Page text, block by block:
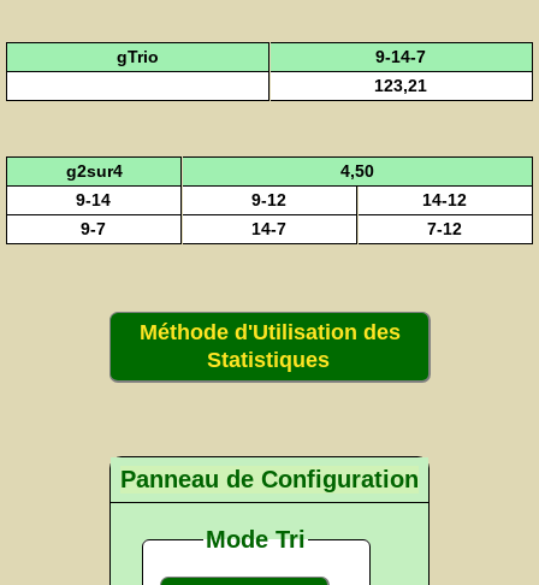
gTrio
9-14-7
123,21
g2sur4
4,50
9-14
9-12
14-12
9-7
14-7 7-12
Méthode d'Utilisation des
Statistiques
Panneau de Configuration
Mode Tri